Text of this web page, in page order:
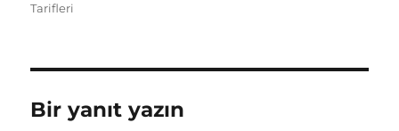
Tarifleri
Bir yanıt yazın